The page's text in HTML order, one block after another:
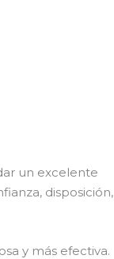
un excelente
disposición,
y más efectiva.